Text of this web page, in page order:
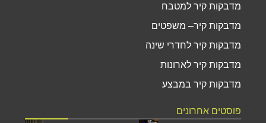
מדבקות קיר למטבח
מדבקות קיר– משפטים
מדבקות קיר לחדרי שינה
מדבקות קיר לארונות
מדבקות קיר במבצע
פוסטים אחרונים